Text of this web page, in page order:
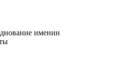
именин